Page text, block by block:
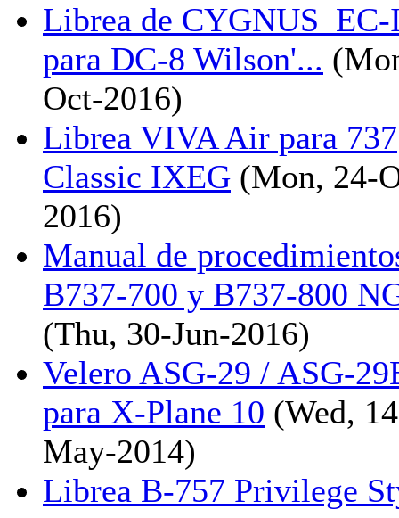
Librea de
para DC-8 Wilson'...
Oct-2016)
Librea VIVA Air para 737
Classic IXEG (Mon, 24-
2016)
Manual de
B737-700 y B737-800
(Thu, 30-Jun-2016)
Velero ASG-29 / ASG-
para X-Plane 10 (Wed,
May-2014)
Librea B-757 Privilege